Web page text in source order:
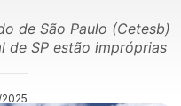
de São Paulo (Cetesb)
de SP estão impróprias